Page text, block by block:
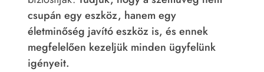
csupán egy eszköz, hanem egy
életminőség javító eszköz is, és ennek
megfelelően kezeljük minden ügyfelünk
igényeit.